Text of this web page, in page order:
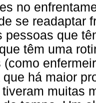
no
se readaptar
pessoas que
têm uma
há maior
muitas